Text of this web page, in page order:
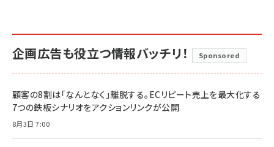
企画広告も役立つ情報バッチリ！ Sponsored
顧客の8割は「なんとなく」離脱する。ECリピート売上を最大化する
7つの鉄板シナリオをアクションリンクが公開
8月3日 7:00